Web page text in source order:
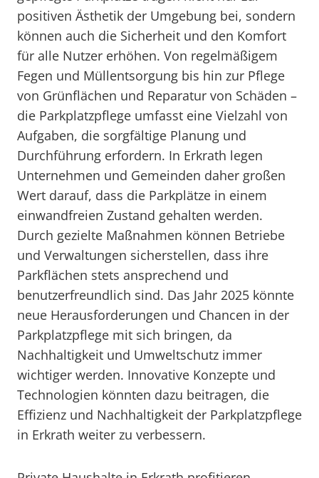
positiven Ästhetik der Umgebung bei, sondern
können auch die Sicherheit und den Komfort
für alle Nutzer erhöhen. Von regelmäßigem
Fegen und Müllentsorgung bis hin zur Pflege
von Grünflächen und Reparatur von Schäden –
die Parkplatzpflege umfasst eine Vielzahl von
Aufgaben, die sorgfältige Planung und
Durchführung erfordern. In Erkrath legen
Unternehmen und Gemeinden daher großen
Wert darauf, dass die Parkplätze in einem
einwandfreien Zustand gehalten werden.
Durch gezielte Maßnahmen können Betriebe
und Verwaltungen sicherstellen, dass ihre
Parkflächen stets ansprechend und
benutzerfreundlich sind. Das Jahr 2025 könnte
neue Herausforderungen und Chancen in der
Parkplatzpflege mit sich bringen, da
Nachhaltigkeit und Umweltschutz immer
wichtiger werden. Innovative Konzepte und
Technologien könnten dazu beitragen, die
Effizienz und Nachhaltigkeit der Parkplatzpflege
in Erkrath weiter zu verbessern.